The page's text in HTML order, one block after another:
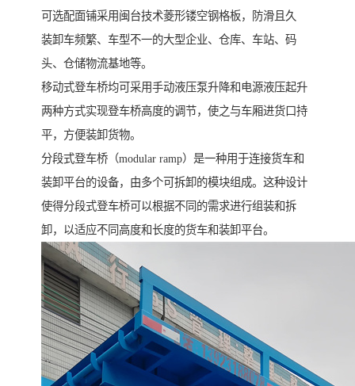
可选配面铺采用闽台技术菱形镂空钢格板，防滑且久
装卸车频繁、车型不一的大型企业、仓库、车站、码
头、仓储物流基地等。
移动式登车桥均可采用手动液压泵升降和电源液压起升
两种方式实现登车桥高度的调节，使之与车厢进货口持
平，方便装卸货物。
分段式登车桥（modular ramp）是一种用于连接货车和
装卸平台的设备，由多个可拆卸的模块组成。这种设计
使得分段式登车桥可以根据不同的需求进行组装和拆
卸，以适应不同高度和长度的货车和装卸平台。